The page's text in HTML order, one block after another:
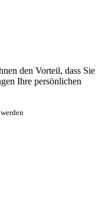
den Vorteil, dass Sie
Ihre persönlichen